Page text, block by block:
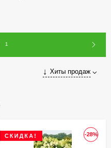
1
Хиты продаж
-28%
СКИДКА!